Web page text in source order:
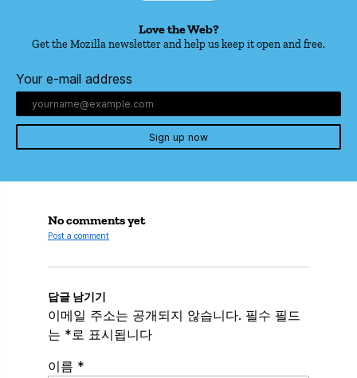
Love the Web?
Get the Mozilla newsletter and help us keep it open and free.
Your e-mail address
Sign up now
No comments yet
Post a comment
답글 남기기
이메일 주소는 공개되지 않습니다. 필수 필드
는 *로 표시됩니다
이름 *